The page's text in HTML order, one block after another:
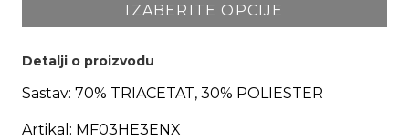
IZABERITE OPCIJE
Detalji o proizvodu
Sastav: 70% TRIACETAT, 30% POLIESTER
Artikal: MF03HE3ENX